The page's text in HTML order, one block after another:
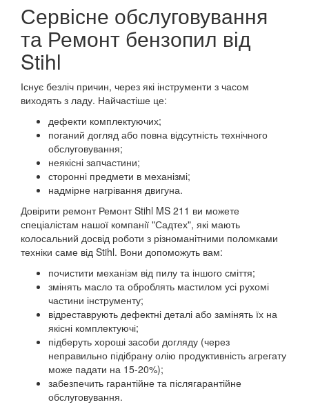
Сервісне обслуговування
та Ремонт бензопил від
Stihl
Існує безліч причин, через які інструменти з часом
виходять з ладу. Найчастіше це:
дефекти комплектуючих;
поганий догляд або повна відсутність технічного
обслуговування;
неякісні запчастини;
сторонні предмети в механізмі;
надмірне нагрівання двигуна.
Довірити ремонт Ремонт Stihl MS 211 ви можете
спеціалістам нашої компанії "Садтех", які мають
колосальний досвід роботи з різноманітними поломками
техніки саме від Stihl. Вони допоможуть вам:
почистити механізм від пилу та іншого сміття;
змінять масло та оброблять мастилом усі рухомі
частини інструменту;
відреставрують дефектні деталі або замінять їх на
якісні комплектуючі;
підберуть хороші засоби догляду (через
неправильно підібрану олію продуктивність агрегату
може падати на 15-20%);
забезпечить гарантійне та післягарантійне
обслуговування.